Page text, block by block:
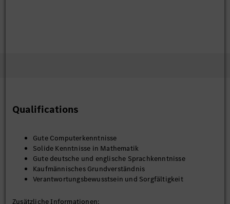
Qualifications
Gute Computerkenntnisse
Solide Kenntnisse in Mathematik
Gute deutsche und englische Sprachkenntnisse
Kaufmännisches Grundverständnis
Verantwortungsbewusstsein und Sorgfältigkeit
Zusätzliche Informationen: